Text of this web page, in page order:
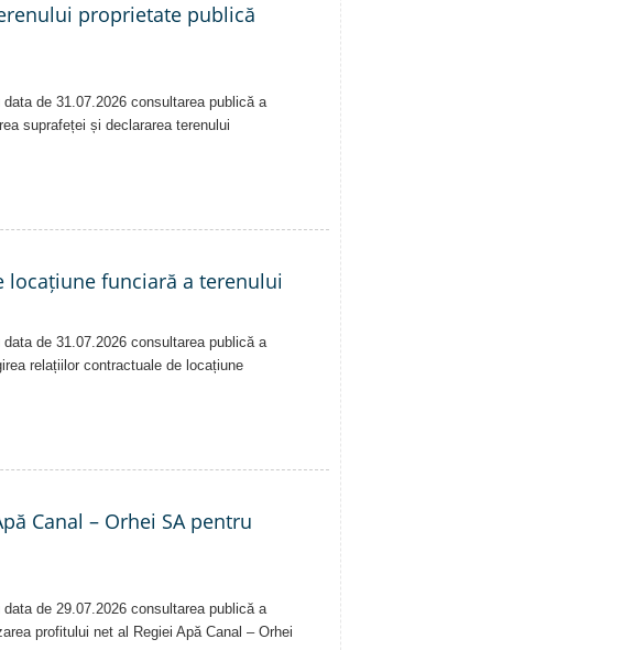
proprietate publică
de 31.07.2026 consultarea publică a
suprafeței și declararea terenului
funciară a terenului
de 31.07.2026 consultarea publică a
relațiilor contractuale de locațiune
Canal – Orhei SA pentru
de 29.07.2026 consultarea publică a
profitului net al Regiei Apă Canal – Orhei